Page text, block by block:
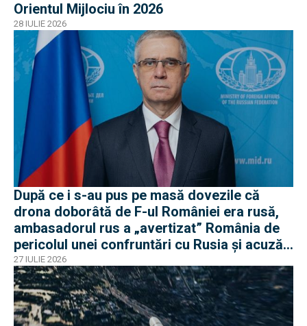
Orientul Mijlociu în 2026
28 IULIE 2026
După ce i s-au pus pe masă dovezile că
drona doborâtă de F-ul României era rusă,
ambasadorul rus a „avertizat” România de
pericolul unei confruntări cu Rusia și acuză
o „înscenare propagandistă”
27 IULIE 2026